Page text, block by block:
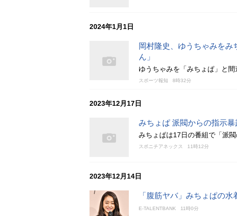
2024年1月1日
岡村隆史、ゆうちゃみを
ん」
ゆうちゃみを「みちょぱ」と
スポーツ報知 8時32分
2023年12月17日
みちょぱ 派閥からの指示暴
みちょぱは17日の番組で「派
スポニチアネックス 11時12分
2023年12月14日
「腹筋ヤバ」みちょぱの
E-TALENTBANK 11時0分